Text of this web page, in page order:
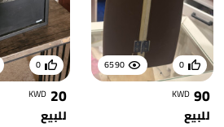
6590 0
90
KWD
للبيع
0
20
KWD
للبيع